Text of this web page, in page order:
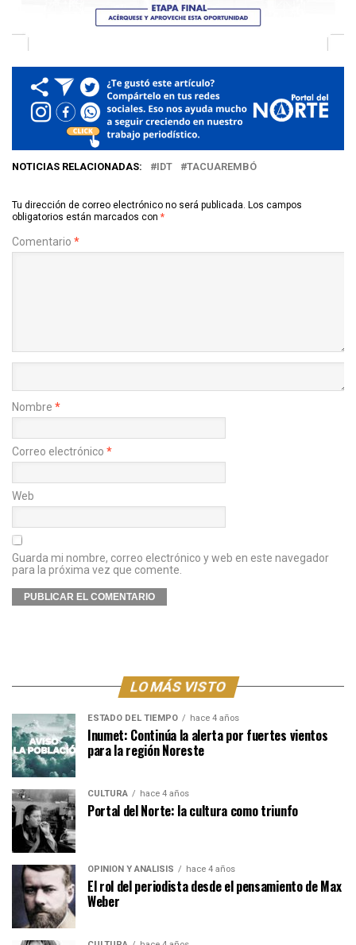
NOTICIAS RELACIONADAS: IDT TACUAREMBÓ
Tu dirección de correo electrónico no será publicada. Los campos
obligatorios están marcados con *
Comentario *
Nombre *
Correo electrónico *
Web
Guarda mi nombre, correo electrónico y web en este navegador
para la próxima vez que comente.
LO MÁS VISTO
ESTADO DEL TIEMPO hace 4 años
Inumet: Continúa la alerta por fuertes vientos
para la región Noreste
CULTURA hace 4 años
Portal del Norte: la cultura como triunfo
OPINIÓN Y ANÁLISIS hace 4 años
El rol del periodista desde el pensamiento de Max
Weber